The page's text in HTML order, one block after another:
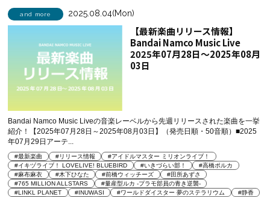
and more 2025.08.04(Mon)
【最新楽曲リリース情報】
Bandai Namco Music Live
2025年07月28日～2025年08月
03日
Bandai Namco Music Liveの音楽レーベルから先週リリースされた楽曲を一挙
紹介！【2025年07月28日～2025年08月03日】（発売日順・50音順）■2025
年07月29日アーテ...
#最新楽曲 #リリース情報
#アイドルマスター ミリオンライブ！
#イキヅライブ！ LOVELIVE! BLUEBIRD
#いきづらい部！
#高橋ポルカ
#麻布麻衣
#木下ひなた #前橋ウィッチーズ
#田所あずさ
#765 MILLION ALLSTARS
#量産型ルカ -プラモ部員の青き逆襲-
#LINKL PLANET
#INUWASI #ワールドダイスター 夢のステラリウム
#静香